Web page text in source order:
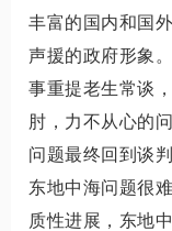
丰富的国内和国
声援的政府形象
事重提老生常谈
肘，力不从心的
问题最终回到谈
东地中海问题很
质性进展，东地